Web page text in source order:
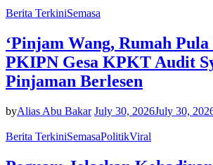
Berita TerkiniSemasa
‘Pinjam Wang, Rumah Pula
PKIPN Gesa KPKT Audit
Pinjaman Berlesen
byAlias Abu Bakar July 30, 2026July 30,
Berita TerkiniSemasaPolitikViral